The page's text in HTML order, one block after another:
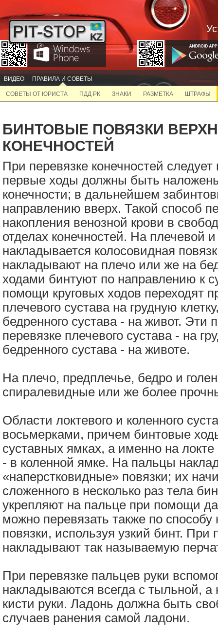
ВИДЕО ПРАВИЛА И СОВЕТЫ
СОВЕТЫ ОТ ЮРИСТА ПДД РК ЗНАКИ РАЗМЕТКА ШТРАФЫ
БИНТОВЫЕ ПОВЯЗКИ
КОНЕЧНОСТЕЙ
При перевязке конечностей
первые ходы должны быть
конечности; в дальнейшем
направлению вверх. Такой способ
накопления венозной крови в
отделах конечностей. На плечевой
накладывается колосовидная
накладывают на плечо или же на
ходами бинтуют по направлению к
помощи круговых ходов переходят
плечевого сустава на грудную
бедренного сустава - на живот. Эти
перевязке плечевого сустава - на
бедренного сустава - на животе.
На плечо, предплечье, бедро и
спиралевидные или же более
Области локтевого и коленного
восьмерками, причем бинтовые
суставных ямках, а именно на
- в коленной ямке. На пальцы
«наперстковидные» повязки; их
сложенного в несколько раз тела
укрепляют на пальце при помощи
можно перевязать также по
повязки, используя узкий бинт. При
накладывают так называемую
При перевязке пальцев руки
накладываются всегда с тыльной, а
кисти руки. Ладонь должна быть
случаев ранения самой ладони.